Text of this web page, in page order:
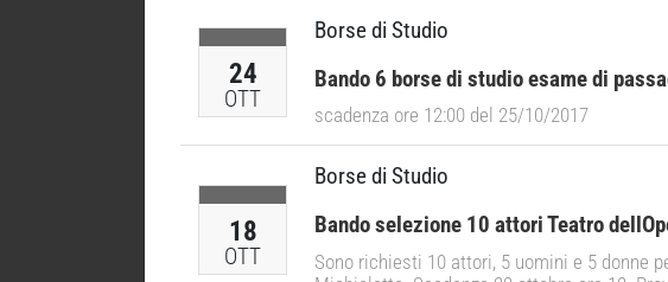
24
OTT
Borse di Studio
Bando 6 borse di studio esame di
scadenza ore 12:00 del 25/10/2017
18
OTT
Borse di Studio
Bando selezione 10 attori Teatro
Sono richiesti 10 attori, 5 uomini e 5 donne